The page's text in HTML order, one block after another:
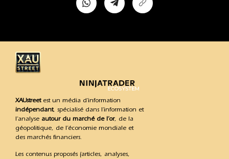
XAUstreetest un média d’information
indépendant, spécialisé dans l’information et
l’analyse autour du marché de l’or, de la
géopolitique, de l’économie mondiale et
des marchés financiers.
Les contenus proposés (articles, analyses,